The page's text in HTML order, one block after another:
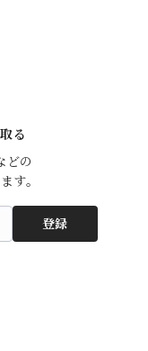
る
どの
す。
登録